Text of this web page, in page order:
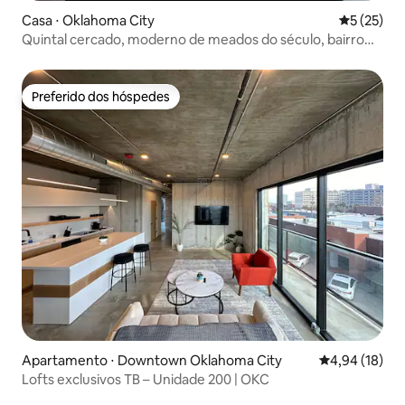
Casa ⋅ Oklahoma City 5 de uma
5 (25)
Quintal cercado, moderno de meados do século, bairro
Preferido dos hóspedes
Preferido dos hóspedes
Apartamento ⋅ Downtown Oklahoma City 4,94 de uma
4,94 (18)
Lofts exclusivos TB – Unidade 200 | OKC